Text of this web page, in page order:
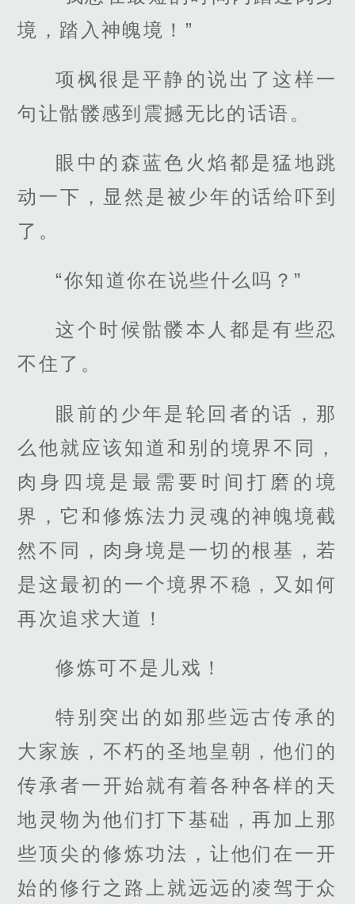
境，踏入神魄境！”
项枫很是平静的说出了这样一
句让骷髅感到震撼无比的话语。
眼中的森蓝色火焰都是猛地跳
动一下，显然是被少年的话给吓到
了。
“你知道你在说些什么吗？”
这个时候骷髅本人都是有些忍
不住了。
眼前的少年是轮回者的话，那
么他就应该知道和别的境界不同，
肉身四境是最需要时间打磨的境
界，它和修炼法力灵魂的神魄境截
然不同，肉身境是一切的根基，若
是这最初的一个境界不稳，又如何
再次追求大道！
修炼可不是儿戏！
特别突出的如那些远古传承的
大家族，不朽的圣地皇朝，他们的
传承者一开始就有着各种各样的天
地灵物为他们打下基础，再加上那
些顶尖的修炼功法，让他们在一开
始的修行之路上就远远的凌驾于众